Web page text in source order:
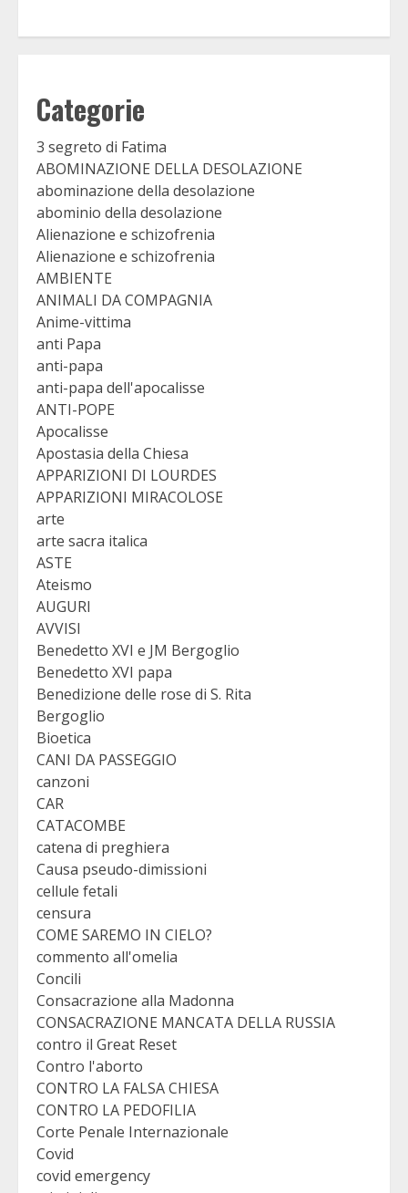
Categorie
3 segreto di Fatima
ABOMINAZIONE DELLA DESOLAZIONE
abominazione della desolazione
abominio della desolazione
Alienazione e schizofrenia
Alienazione e schizofrenia
AMBIENTE
ANIMALI DA COMPAGNIA
Anime-vittima
anti Papa
anti-papa
anti-papa dell'apocalisse
ANTI-POPE
Apocalisse
Apostasia della Chiesa
APPARIZIONI DI LOURDES
APPARIZIONI MIRACOLOSE
arte
arte sacra italica
ASTE
Ateismo
AUGURI
AVVISI
Benedetto XVI e JM Bergoglio
Benedetto XVI papa
Benedizione delle rose di S. Rita
Bergoglio
Bioetica
CANI DA PASSEGGIO
canzoni
CAR
CATACOMBE
catena di preghiera
Causa pseudo-dimissioni
cellule fetali
censura
COME SAREMO IN CIELO?
commento all'omelia
Concili
Consacrazione alla Madonna
CONSACRAZIONE MANCATA DELLA RUSSIA
contro il Great Reset
Contro l'aborto
CONTRO LA FALSA CHIESA
CONTRO LA PEDOFILIA
Corte Penale Internazionale
Covid
covid emergency